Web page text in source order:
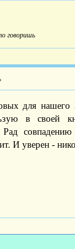
говоришь
для нашего
в своей
И уверен -